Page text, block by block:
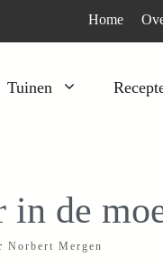
Home
Tuinen
Kruiden
Moestuin
in de
Norbert Mergen